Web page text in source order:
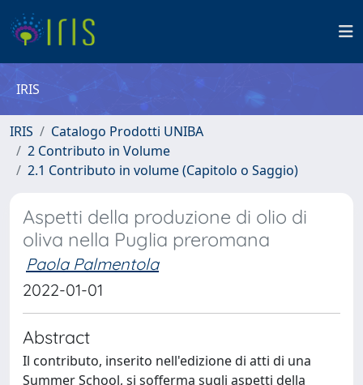
IRIS
IRIS
Catalogo Prodotti UNIBA
2 Contributo in Volume
2.1 Contributo in volume (Capitolo o Saggio)
Aspetti della produzione di olio di
oliva nella Puglia preromana
Paola Palmentola
2022-01-01
Abstract
Il contributo, inserito nell'edizione di atti di una
Summer School, si sofferma sugli aspetti della